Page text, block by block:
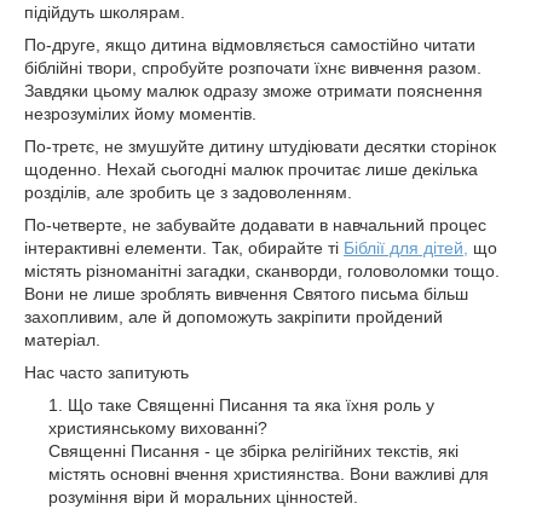
підійдуть школярам.
По-друге, якщо дитина відмовляється самостійно читати
біблійні твори, спробуйте розпочати їхнє вивчення разом.
Завдяки цьому малюк одразу зможе отримати пояснення
незрозумілих йому моментів.
По-третє, не змушуйте дитину штудіювати десятки сторінок
щоденно. Нехай сьогодні малюк прочитає лише декілька
розділів, але зробить це з задоволенням.
По-четверте, не забувайте додавати в навчальний процес
інтерактивні елементи. Так, обирайте ті Біблії для дітей,
що
містять різноманітні загадки, сканворди, головоломки тощо.
Вони не лише зроблять вивчення Святого письма більш
захопливим, але й допоможуть закріпити пройдений
матеріал.
Нас часто запитують
Що таке Священні Писання та яка їхня роль у
християнському вихованні?
Священні Писання - це збірка релігійних текстів, які
містять основні вчення християнства. Вони важливі для
розуміння віри й моральних цінностей.